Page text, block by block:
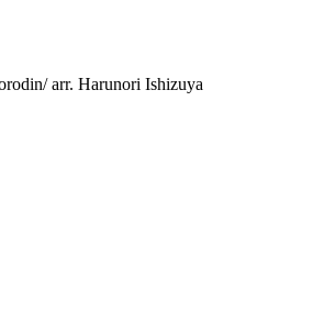
arr. Harunori Ishizuya